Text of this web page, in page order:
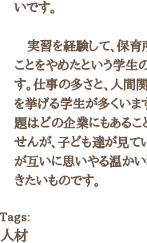
いです。
実習を経験して、保育
ことをやめたという学生
す。仕事の多さと、人間
を挙げる学生が多くいま
題はどの企業にもあるこ
せんが、子ども達が見て
が互いに思いやる温か
きたいものです。
Tags:
人材